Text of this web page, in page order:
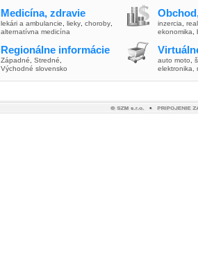
Medicína, zdravie
lekári a ambulancie lieky choroby
alternatívna medicína
Regionálne informácie
Západné Stredné
Východné slovensko
inzercia
ekonomika
auto moto
elektronika,